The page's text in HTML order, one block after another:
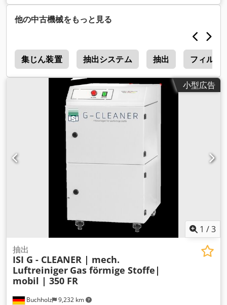
kg（キログラム）, 装備:銘板あり, ISI S-CLEANER 機械式エア
フィルターユニット（はんだ付けヒューム用） ワークステーシ
ョン1台まで 型式：100 FN 設計：一部可動式（スキッド付き／
キャスターなし） 制御：なし はんだ付けヒュームを分離する
ECラジアルファンを備えた、水平型で一部可動式の機械式エア
クリーナー。 Dedpfx Aqjwpu Twegsck 技術仕様： 風量： -
134 m³/h（体積流量） - 100 m³/h（有効風量） （フィルター
構成（捕集エレメントなし）によって異なります） 吸気接続
口：NW 50 mm（背面） フィルター構成： - プレフィルター -
HEPAフィルター H13 - 活性炭カートリッジ（詰め替え可能）
色：RAL 7035 ライトグレー 電圧：230 V 周波数：50 Hz 保護
等級：IP54 ファン技術：省エネECテクノロジー 風量：調整不
可 寸法：長さ 250 mm / 幅 250 mm / 高さ 475 mm 重量：
他の中古機械をもっと見る
集じん装置 抽出システム 抽出 フィルタ
小型広告
1 /3
Buchholz 9,232 km
抽出
ISI G - CLEANER | mech.
Luftreiniger Gas förmige Stoffe|
mobil | 350 FR